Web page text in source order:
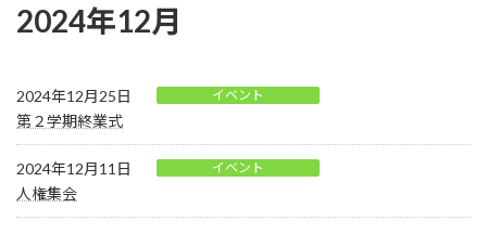
2024年12月
2024年12月25日 イベント
第２学期終業式
2024年12月11日 イベント
人権集会